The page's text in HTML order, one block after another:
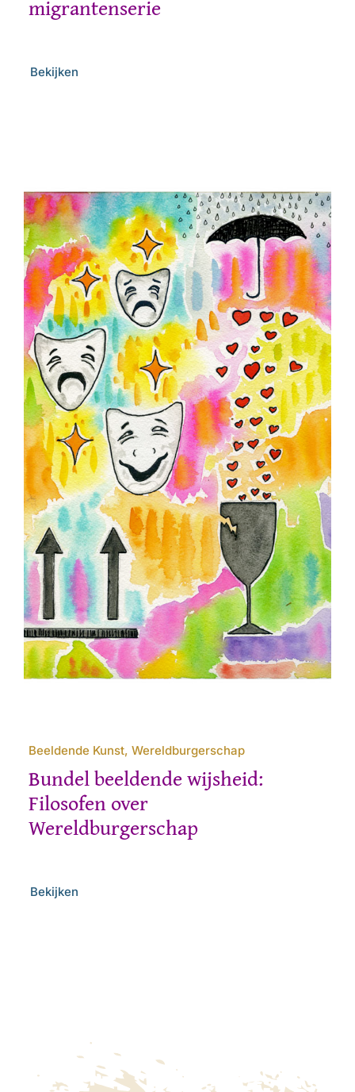
migrantenserie
Bekijken
Beeldende Kunst, Wereldburgerschap
Bundel beeldende wijsheid:
Filosofen over
Wereldburgerschap
Bekijken